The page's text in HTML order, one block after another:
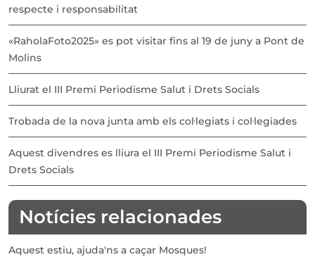
respecte i responsabilitat
«RaholaFoto2025» es pot visitar fins al 19 de juny a Pont de
Molins
Lliurat el III Premi Periodisme Salut i Drets Socials
Trobada de la nova junta amb els col·legiats i col·legiades
Aquest divendres es lliura el III Premi Periodisme Salut i
Drets Socials
Notícies relacionades
Aquest estiu, ajuda'ns a caçar Mosques!